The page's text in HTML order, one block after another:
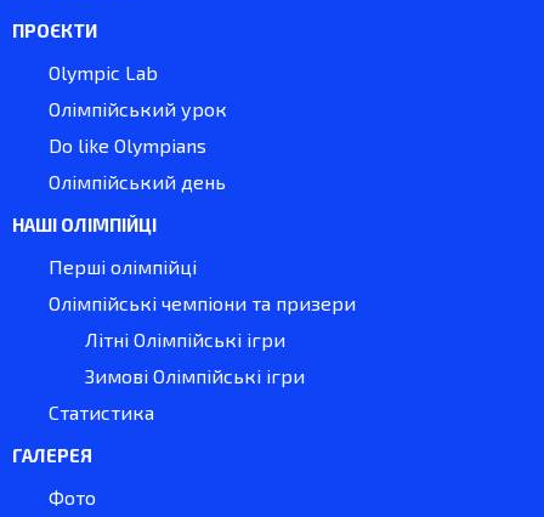
ПРОЄКТИ
Olympic Lab
Олімпійський урок
Do like Olympians
Олімпійський день
НАШІ ОЛІМПІЙЦІ
Перші олімпійці
Олімпійські чемпіони та призери
Літні Олімпійські ігри
Зимові Олімпійські ігри
Статистика
ГАЛЕРЕЯ
Фото